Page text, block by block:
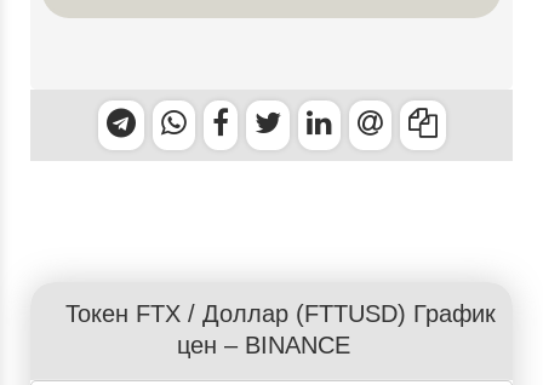
Токен FTX/ Доллар(FTTUSD) График
цен – BINANCE